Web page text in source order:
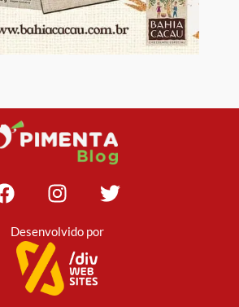
Desenvolvido por